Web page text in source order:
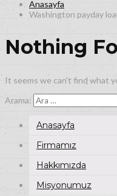
Anasayfa
Washington payday
Nothing
It seems we can’t find what
Arama:
Anasayfa
Firmamız
Hakkımızda
Misyonumuz